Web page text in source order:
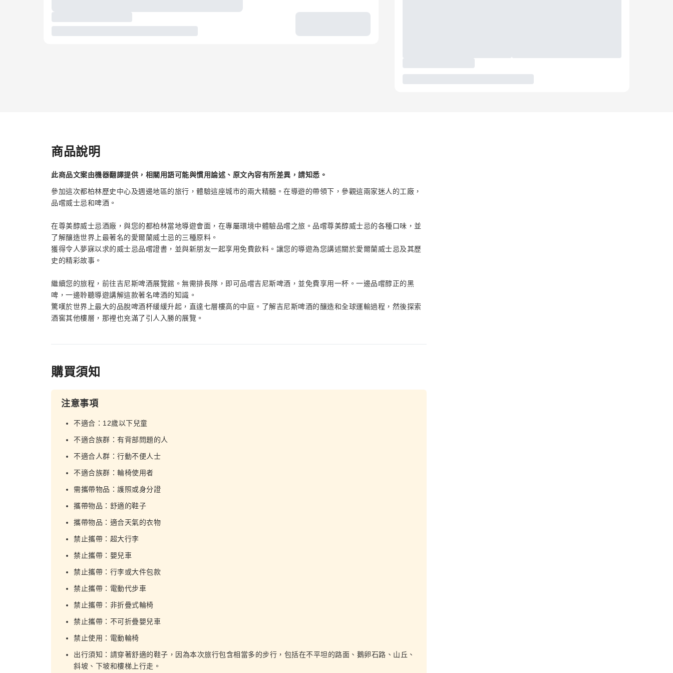
商品說明
此商品文案由機器翻譯提供，相關用語可能與慣用論述、原文內容有所差異，請知悉。
參加這次都柏林歷史中心及週邊地區的旅行，體驗這座城市的兩大精髓。在導遊的帶領下，參觀這兩家迷人的工廠，
品嚐威士忌和啤酒。
在尊美醇威士忌酒廠，與您的都柏林當地導遊會面，在專屬環境中體驗品嚐之旅。品嚐尊美醇威士忌的各種口味，並
了解釀造世界上最著名的愛爾蘭威士忌的三種原料。
獲得令人夢寐以求的威士忌品嚐證書，並與新朋友一起享用免費飲料。讓您的導遊為您講述關於愛爾蘭威士忌及其歷
史的精彩故事。
繼續您的旅程，前往吉尼斯啤酒展覽館。無需排長隊，即可品嚐吉尼斯啤酒，並免費享用一杯。一邊品嚐醇正的黑
啤，一邊聆聽導遊講解這款著名啤酒的知識。
驚嘆於世界上最大的品脫啤酒杯緩緩升起，直達七層樓高的中庭。了解吉尼斯啤酒的釀造和全球運輸過程，然後探索
酒窖其他樓層，那裡也充滿了引人入勝的展覽。
購買須知
注意事項
不適合：12歲以下兒童
不適合族群：有背部問題的人
不適合人群：行動不便人士
不適合族群：輪椅使用者
需攜帶物品：護照或身分證
攜帶物品：舒適的鞋子
攜帶物品：適合天氣的衣物
禁止攜帶：超大行李
禁止攜帶：嬰兒車
禁止攜帶：行李或大件包款
禁止攜帶：電動代步車
禁止攜帶：非折疊式輪椅
禁止攜帶：不可折疊嬰兒車
禁止使用：電動輪椅
出行須知：請穿著舒適的鞋子，因為本次旅行包含相當多的步行，包括在不平坦的路面、鵝卵石路、山丘、
斜坡、下坡和樓梯上行走。